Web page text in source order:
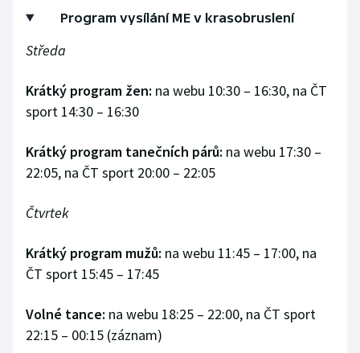
Program vysílání ME v krasobruslení
Středa
Krátký program žen: na webu 10:30 – 16:30, na ČT
sport 14:30 – 16:30
Krátký program tanečních párů: na webu 17:30 –
22:05, na ČT sport 20:00 – 22:05
Čtvrtek
Krátký program mužů: na webu 11:45 – 17:00, na
ČT sport 15:45 – 17:45
Volné tance: na webu 18:25 – 22:00, na ČT sport
22:15 – 00:15 (záznam)